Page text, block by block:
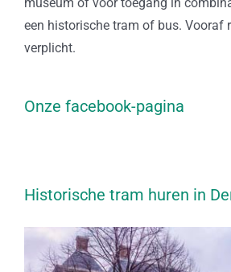
een historische tram of bus. Vooraf
verplicht.
Onze facebook-pagina
Historische tram huren in